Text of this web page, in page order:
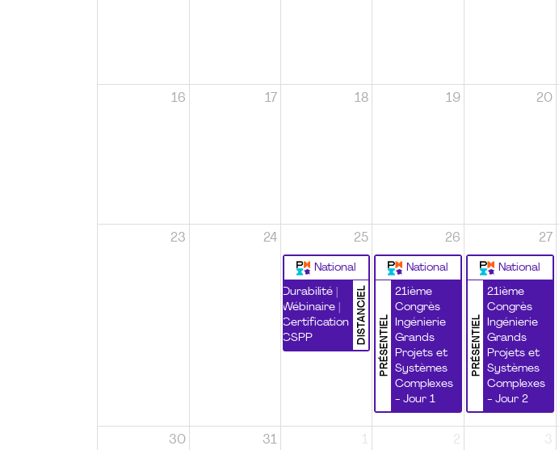
16 17 18 19 20
23 24 25
National
DISTANCIEL
Durabilité |
Wébinaire |
Certification
CSPP
26
National
PRÉSENTIEL
21ième
Congrès
Ingénierie
Grands
Projets et
Systèmes
Complexes
- Jour 1
27
National
PRÉSENTIEL
21ième
Congrès
Ingénierie
Grands
Projets et
Systèmes
Complexes
- Jour 2
30 31 1 2 3